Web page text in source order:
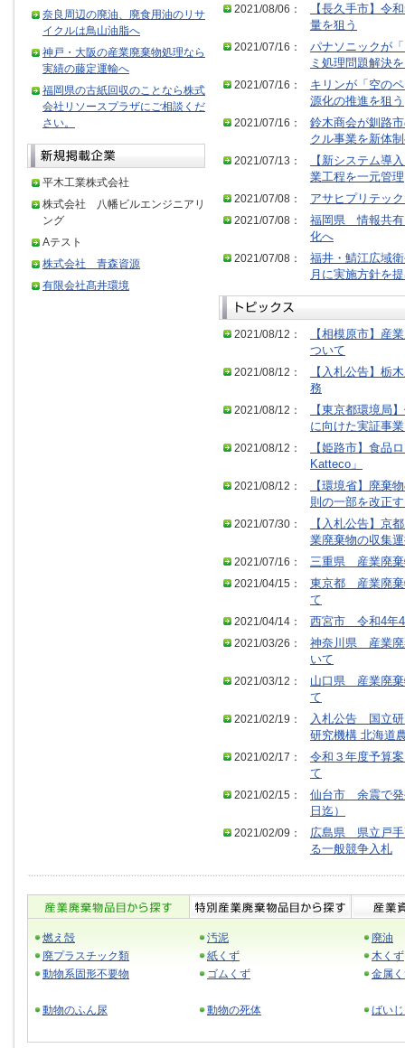
奈良周辺の廃油、廃食用油のリサ
イクルは鳥山油脂へ
神戸・大阪の産業廃棄物処理なら
実績の藤定運輸へ
福岡県の古紙回収のことなら株式
会社リソースプラザにご相談くだ
さい。
平木工業株式会社
株式会社 八幡ビルエンジニアリ
ング
Aテスト
株式会社 青森資源
有限会社髙井環境
2021/08/06：
【長久手市】令
量を狙う
2021/07/16：
パナソニックが
ミ処理問題解決
2021/07/16：
キリンが「空の
源化の推進を狙う
2021/07/16：
鈴木商会が釧路
クル事業を新体
2021/07/13：
【新システム導
業工程を一元管理
2021/07/08：
アサヒプリテッ
2021/07/08：
福岡県 情報共有
化へ
2021/07/08：
福井・鯖江広域
月に実施方針を
2021/08/12：
【相模原市】産
ついて
2021/08/12：
【入札公告】栃
務
2021/08/12：
【東京都環境局
に向けた実証事
2021/08/12：
【姫路市】食品
Katteco」
2021/08/12：
【環境省】廃棄
則の一部を改正
2021/07/30：
【入札公告】京
業廃棄物の収集
2021/07/16：
三重県 産業廃棄
2021/04/15：
東京都 産業廃棄
て
2021/04/14：
西宮市 令和4年4
2021/03/26：
神奈川県 産業廃
いて
2021/03/12：
山口県 産業廃棄
て
2021/02/19：
入札公告 国立研
研究機構 北海道
2021/02/17：
令和３年度予算
て
2021/02/15：
仙台市 余震で発
日迄）
2021/02/09：
広島県 県立戸手
る一般競争入札
燃え殻 汚泥
廃油
廃プラスチック類
紙くず
木くず
動物系固形不要物
ゴムくず 金属
動物のふん尿 動物の死体 ばい